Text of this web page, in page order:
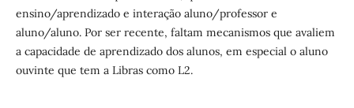
ensino/aprendizado e interação aluno/professor e
aluno/aluno. Por ser recente, faltam mecanismos que avaliem
a capacidade de aprendizado dos alunos, em especial o aluno
ouvinte que tem a Libras como L2.